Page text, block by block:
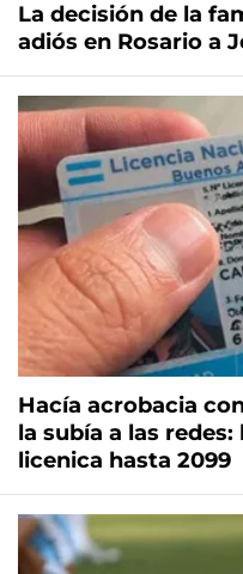
La decisión de la
adiós en Rosario a
Hacía acrobacia
la subía a las
licenica hasta 2099